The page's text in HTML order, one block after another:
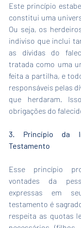
Este princípio
constitui uma
Ou seja, os
indiviso que inclui
as dívidas do
tratada como uma
feita a partilha, e
responsáveis pelas
que herdaram.
obrigações do
3. Princípio da
Testamento
Esse princípio
vontades da
expressas em
testamento é
respeita as quotas